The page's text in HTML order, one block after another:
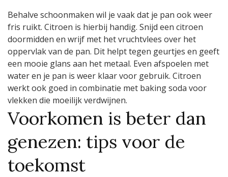
Behalve schoonmaken wil je vaak dat je pan ook weer
fris ruikt. Citroen is hierbij handig. Snijd een citroen
doormidden en wrijf met het vruchtvlees over het
oppervlak van de pan. Dit helpt tegen geurtjes en geeft
een mooie glans aan het metaal. Even afspoelen met
water en je pan is weer klaar voor gebruik. Citroen
werkt ook goed in combinatie met baking soda voor
vlekken die moeilijk verdwijnen.
Voorkomen is beter dan
genezen: tips voor de
toekomst